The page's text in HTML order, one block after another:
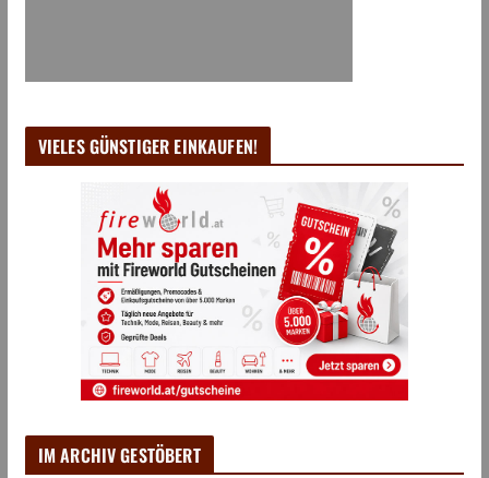
VIELES GÜNSTIGER EINKAUFEN!
IM ARCHIV GESTÖBERT